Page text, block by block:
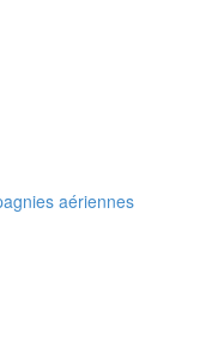
aériennes